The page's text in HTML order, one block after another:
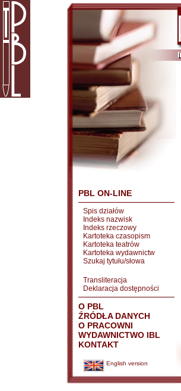
PBL ON-LINE
Spis działów
Indeks nazwisk
Indeks rzeczowy
Kartoteka czasopism
Kartoteka teatrów
Kartoteka wydawnictw
Szukaj tytułu/słowa
Transliteracja
Deklaracja dostępności
O PBL
ŹRÓDŁA DANYCH
O PRACOWNI
WYDAWNICTWO IBL
KONTAKT
English version